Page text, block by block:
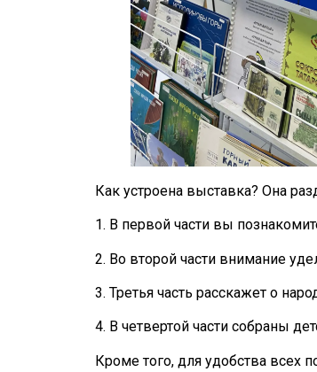
Как устроена выставка? Она
1. В первой части вы
2. Во второй части внимание
3. Третья часть расскажет о
4. В четвертой части собраны
Кроме того, для удобства всех